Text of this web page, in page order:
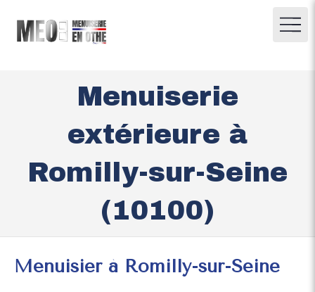
Menuiserie
extérieure à
Romilly-sur-Seine
(10100)
Menuisier à Romilly-sur-Seine